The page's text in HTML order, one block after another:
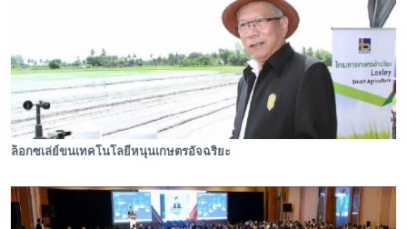
ล็อกซเล่ย์ขนเทคโนโลยีหนุนเกษตรอัจฉริยะ